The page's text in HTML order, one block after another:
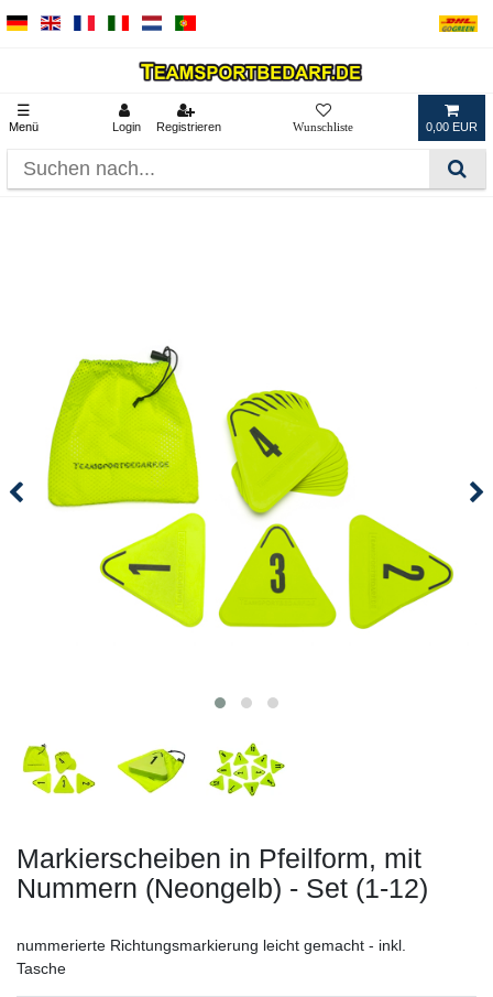
☰
Menü Login Registrieren 0,00 EUR
Markierscheiben in Pfeilform, mit
Nummern (Neongelb) - Set (1-12)
nummerierte Richtungsmarkierung leicht gemacht - inkl.
Tasche